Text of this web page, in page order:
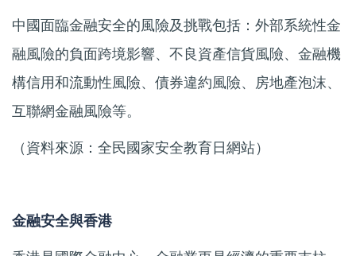
中國面臨金融安全的風險及挑戰包括：外部系統性金
融風險的負面跨境影響、不良資產信貨風險、金融機
構信用和流動性風險、債券違約風險、房地產泡沫、
互聯網金融風險等。
（資料來源：全民國家安全教育日網站）
金融安全與香港